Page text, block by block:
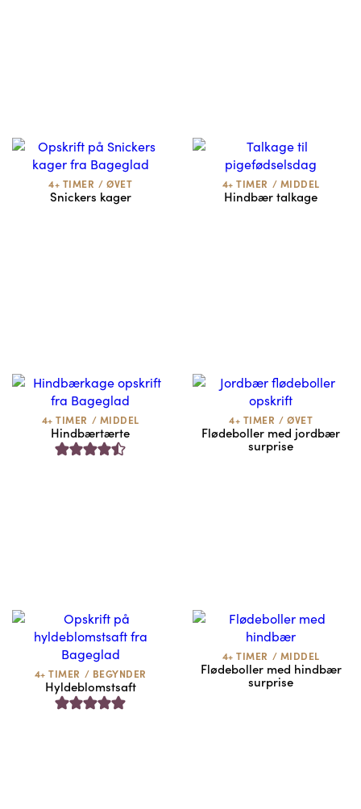
4+ TIMER / ØVET
Snickers kager
4+ TIMER / MIDDEL
Hindbær talkage
4+ TIMER / MIDDEL
Hindbærtærte
4+ TIMER / ØVET
Flødeboller med jordbær
surprise
4+ TIMER / BEGYNDER
Hyldeblomstsaft
4+ TIMER / MIDDEL
Flødeboller med hindbær
surprise